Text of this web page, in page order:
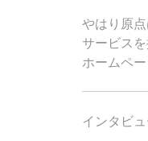
やはり原
サービス
ホームペ
インタビ